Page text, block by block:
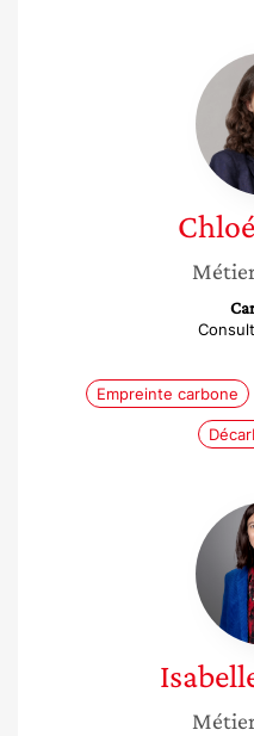
Chloé
Empreinte carbone